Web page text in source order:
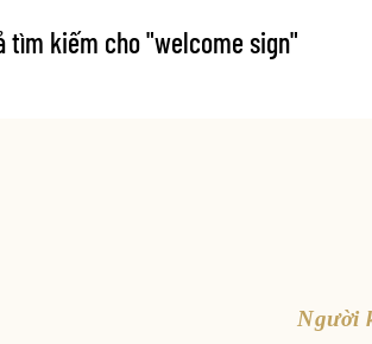
tìm kiếm cho "welcome sign"
Người